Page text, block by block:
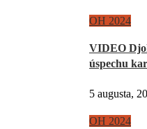
OH 2024
VIDEO
úspechu
5 augusta,
OH 2024